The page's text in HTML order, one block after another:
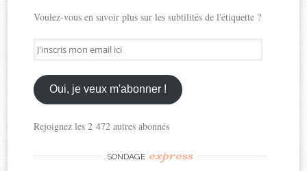
Voulez-vous en savoir plus sur les subtilités de l'étiquette ?
J'inscris
mon
email
ici
Oui, je veux m'abonner !
Rejoignez les 2 472 autres abonnés
SONDAGE express